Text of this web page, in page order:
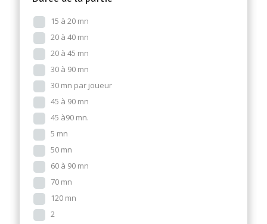
15 à 20 mn
20 à 40 mn
20 à 45 mn
30 à 90 mn
30 mn par joueur
45 à 90 mn
45 à90 mn.
5 mn
50 mn
60 à 90 mn
70 mn
120 mn
2